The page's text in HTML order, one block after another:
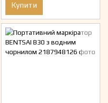
Купити